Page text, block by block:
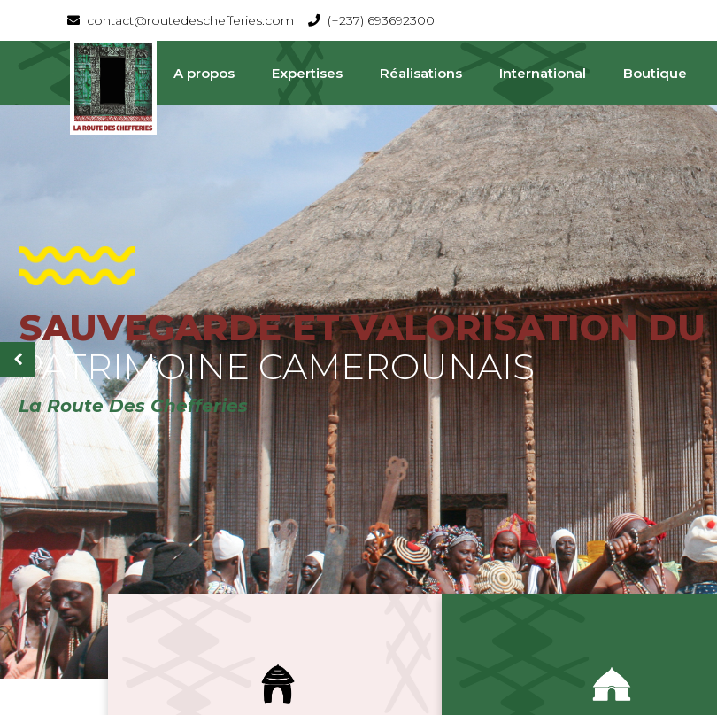
contact@routedeschefferies.com (+237) 693692300
A propos Expertises Réalisations International Boutique
SAUVEGARDE ET VALORISATION DU
La Route Des Chefferies